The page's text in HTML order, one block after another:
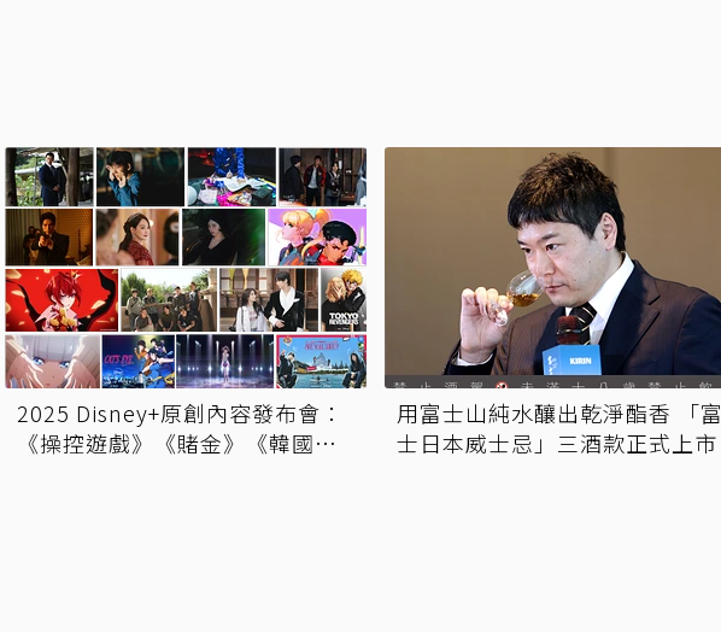
2025 Disney+原創內容發布會：
《操控遊戲》《賭金》《韓國製
用富士山純水釀出乾淨酯香 「富
士日本威士忌」三酒款正式上市